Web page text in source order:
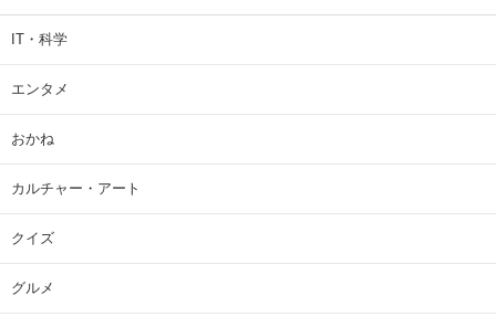
IT・科学
エンタメ
おかね
カルチャー・アート
クイズ
グルメ